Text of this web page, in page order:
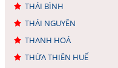
THÁI BÌNH
THÁI NGUYÊN
THANH HOÁ
THỪA THIÊN HUẾ